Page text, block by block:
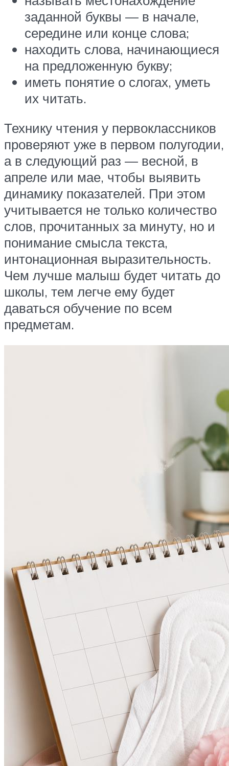
заданной буквы — в начале,
середине или конце слова;
находить слова, начинающиеся
на предложенную букву;
иметь понятие о слогах, уметь
их читать.
Технику чтения у первоклассников
проверяют уже в первом полугодии,
а в следующий раз — весной, в
апреле или мае, чтобы выявить
динамику показателей. При этом
учитывается не только количество
слов, прочитанных за минуту, но и
понимание смысла текста,
интонационная выразительность.
Чем лучше малыш будет читать до
школы, тем легче ему будет
даваться обучение по всем
предметам.